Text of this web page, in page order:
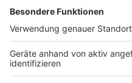
Jobs
Presse
Archiv